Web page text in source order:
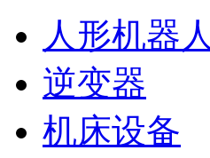
人形机器人
逆变器
机床设备